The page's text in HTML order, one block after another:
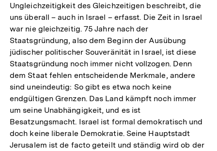
Ungleichzeitigkeit des Gleichzeitigen beschreibt, die
uns überall – auch in Israel – erfasst. Die Zeit in Israel
war nie gleichzeitig. 75 Jahre nach der
Staatsgründung, also dem Beginn der Ausübung
jüdischer politischer Souveränität in Israel, ist diese
Staatsgründung noch immer nicht vollzogen. Denn
dem Staat fehlen entscheidende Merkmale, andere
sind uneindeutig: So gibt es etwa noch keine
endgültigen Grenzen. Das Land kämpft noch immer
um seine Unabhängigkeit, und es ist
Besatzungsmacht. Israel ist formal demokratisch und
doch keine liberale Demokratie. Seine Hauptstadt
Jerusalem ist de facto geteilt und ständig wird ob der